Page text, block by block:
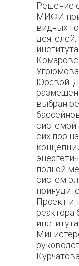
Решение
МИФИ
видных
Юровой.
выбран
системой
сих пор
полной
систем
Проект и
реактора
Курчатова.